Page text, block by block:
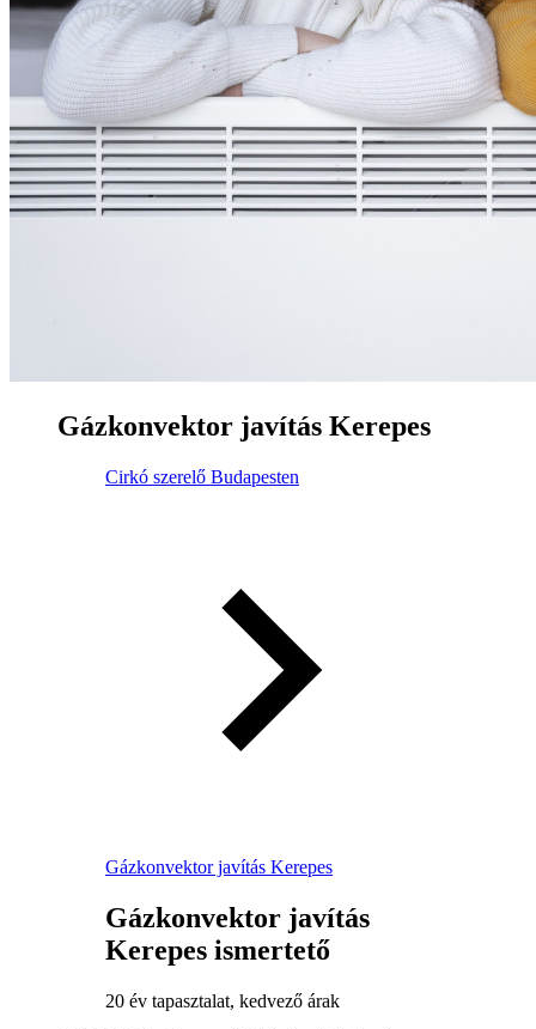
Gázkonvektor javítás Kerepes
Cirkó szerelő Budapesten
Gázkonvektor javítás Kerepes
Gázkonvektor javítás
Kerepes ismertető
20 év tapasztalat, kedvező árak